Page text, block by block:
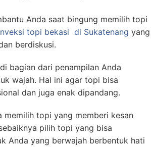
Anda saat bingung memilih topi
topi bekasi di Sukatenang yang
berdiskusi.
bagian dari penampilan Anda
wajah. Hal ini agar topi bisa
dan juga enak dipandang.
memilih topi yang memberi kesan
pilih topi yang bisa
Anda yang berwajah berbentuk hati